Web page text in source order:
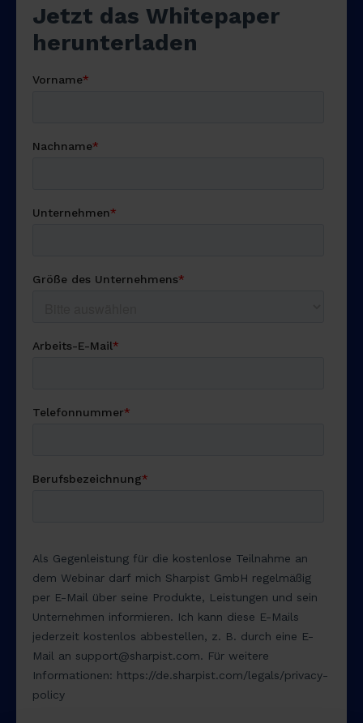
Download
free
whitepaper